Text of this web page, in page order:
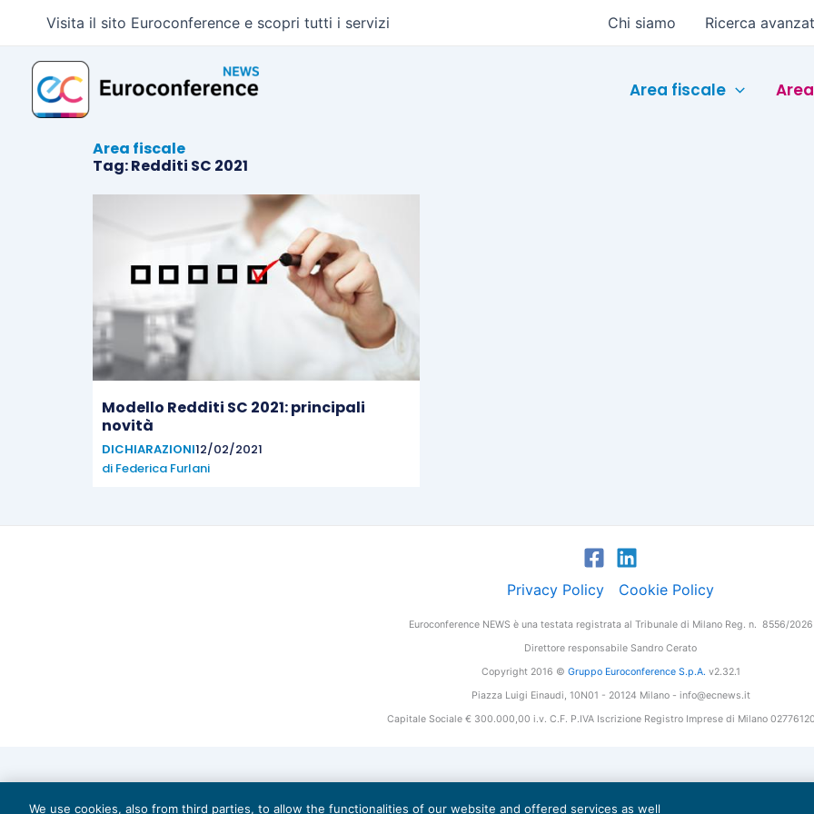
contenuto
Visita il sito Euroconference e scopri tutti i servizi Chi siamo Ricerca
Area fiscale
Area fiscale
Tag: Redditi SC 2021
Modello Redditi SC 2021: principali
novità
DICHIARAZIONI12/02/2021
di Federica Furlani
Privacy Policy Cookie Policy
Euroconference NEWS è una testata registrata al Tribunale di Milano Reg. n. 8556/2026
Direttore responsabile Sandro Cerato
Copyright 2016 © Gruppo Euroconference S.p.A. v2.32.1
Piazza Luigi Einaudi, 10N01 - 20124 Milano - info@ecnews.it
Capitale Sociale € 300.000,00 i.v. C.F. P.IVA Iscrizione Registro Imprese di Milano
We use cookies, also from third parties, to allow the functionalities of our website and offered services as well